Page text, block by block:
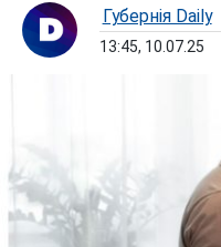
Губернiя Daily
13:45, 10.07.25